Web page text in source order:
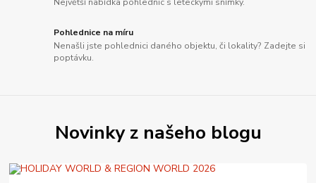
Pohlednice na míru
Nenašli jste pohlednici daného objektu, či lokality? Zadejte si
poptávku.
Novinky z našeho blogu